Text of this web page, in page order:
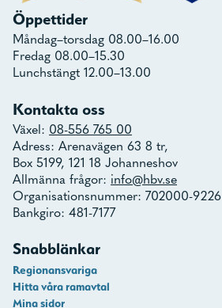
Öppettider
Måndag–torsdag 08.00–16.00
Fredag 08.00–15.30
Lunchstängt 12.00–13.00
Kontakta oss
Växel: 08-556 765 00
Adress: Arenavägen 63 8 tr,
Box 5199, 121 18 Johanneshov
Allmänna frågor: info@hbv.se
Organisationsnummer: 702000-9226
Bankgiro: 481-7177
Snabblänkar
Regionansvariga
Hitta våra ramavtal
Mina sidor